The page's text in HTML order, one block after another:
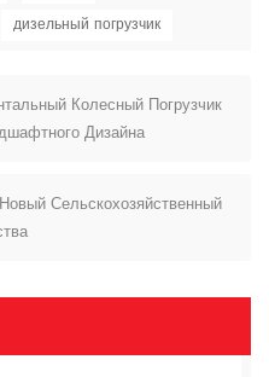
дизельный погрузчик
Колесный Погрузчик
Дизайна
Сельскохозяйственный